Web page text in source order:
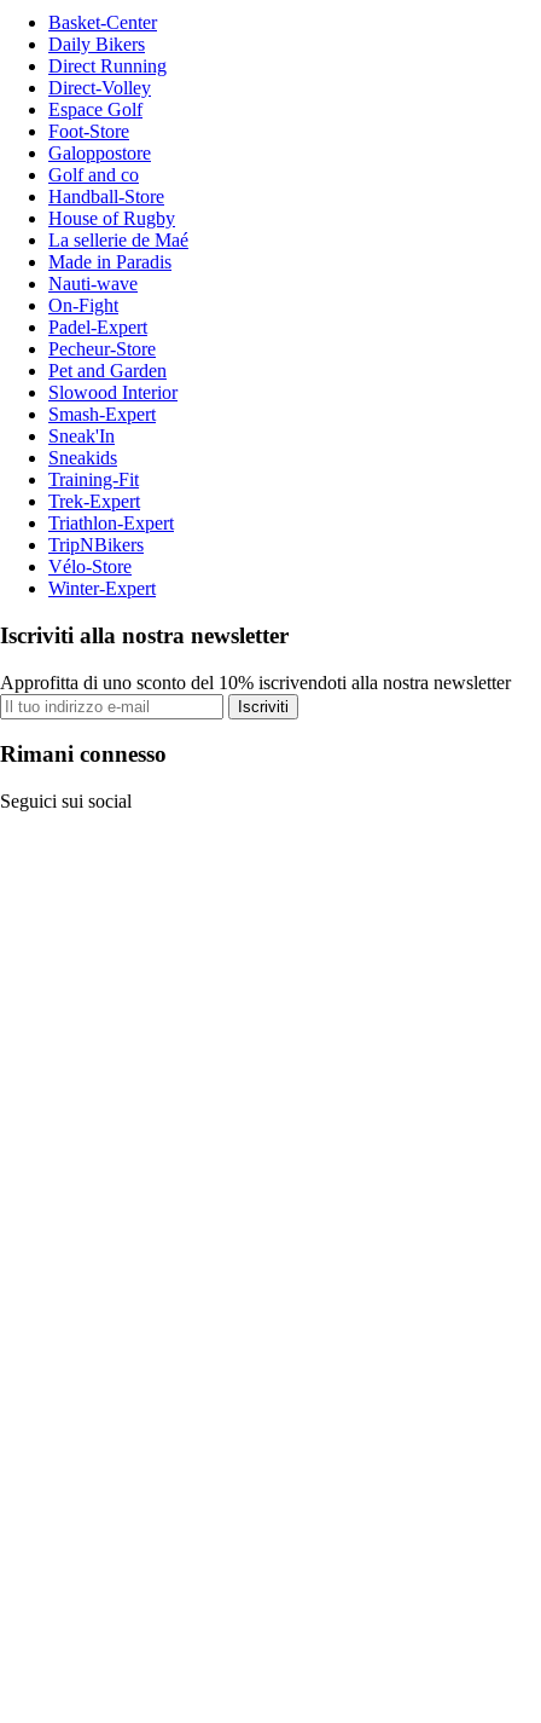
Basket-Center
Daily Bikers
Direct Running
Direct-Volley
Espace Golf
Foot-Store
Galoppostore
Golf and co
Handball-Store
House of Rugby
La sellerie de Maé
Made in Paradis
Nauti-wave
On-Fight
Padel-Expert
Pecheur-Store
Pet and Garden
Slowood Interior
Smash-Expert
Sneak'In
Sneakids
Training-Fit
Trek-Expert
Triathlon-Expert
TripNBikers
Vélo-Store
Winter-Expert
Iscriviti alla nostra newsletter
Approfitta di uno sconto del 10% iscrivendoti alla nostra newsletter
Iscriviti
Rimani connesso
Seguici sui social